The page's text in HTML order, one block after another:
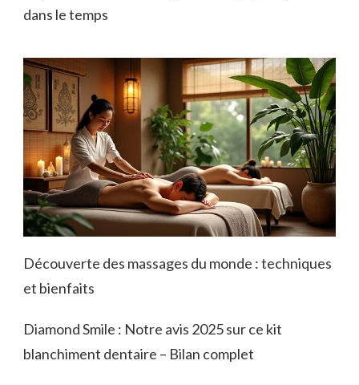
dans le temps
Découverte des massages du monde : techniques
et bienfaits
Diamond Smile : Notre avis 2025 sur ce kit
blanchiment dentaire – Bilan complet